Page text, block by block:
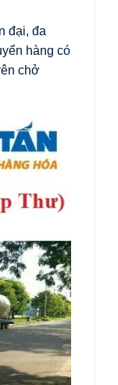
đại, đa
hàng có
chở